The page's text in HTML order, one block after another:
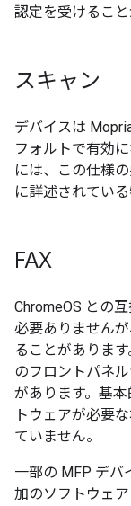
認定を受けること
スキャン
デバイスは
フォルトで有効
には、この仕様の
に詳述されてい
FAX
ChromeOS との
必要ありません
ることがありま
のフロントパネ
があります。基本
トウェアが必要
ていません。
一部の MFP デバ
加のソフトウェア